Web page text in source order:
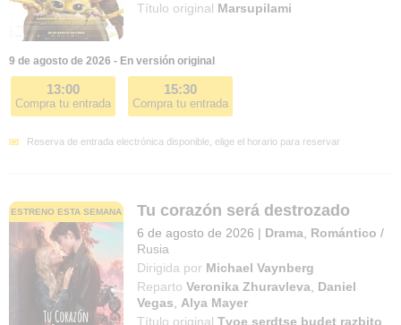
Título original Marsupilami
9 de agosto de 2026 - En versión original
13:00
Compra tu entrada
15:30
Compra tu entrada
Reserva de entrada electrónica disponible, elige el horario para reservar
ESTRENO ESTA SEMANA Tu corazón será destrozado
6 de agosto de 2026 | Drama Romántico /
Rusia
Dirigida por Michael Vaynberg
Reparto Veronika Zhuravleva
Daniel
Vegas
Alya Mayer
Título originalTvoe serdtse budet razbito